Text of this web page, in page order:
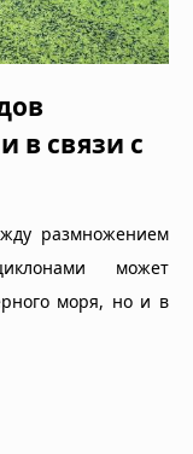
в связи с
размножением
может
моря, но и в